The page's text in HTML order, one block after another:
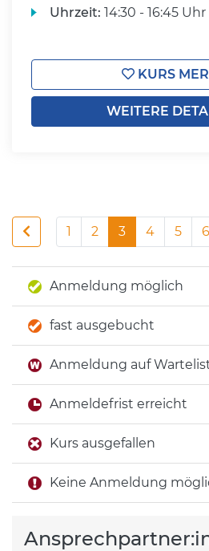
Uhrzeit: 14:30 - 16:45 Uhr
KURS
WEITERE
1 2 3 4 5 6
Anmeldung möglich
fast ausgebucht
Anmeldung auf
Anmeldefrist erreicht
Kurs ausgefallen
Keine Anmeldung